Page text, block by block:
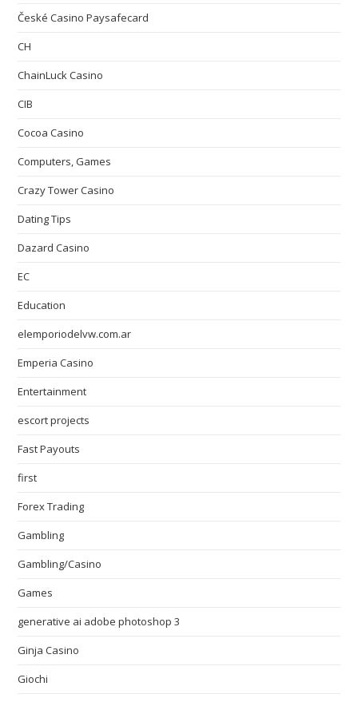
České Casino Paysafecard
CH
ChainLuck Casino
CIB
Cocoa Casino
Computers, Games
Crazy Tower Сasino
Dating Tips
Dazard Casino
EC
Education
elemporiodelvw.com.ar
Emperia Casino
Entertainment
escort projects
Fast Payouts
first
Forex Trading
Gambling
Gambling/Casino
Games
generative ai adobe photoshop 3
Ginja Casino
Giochi